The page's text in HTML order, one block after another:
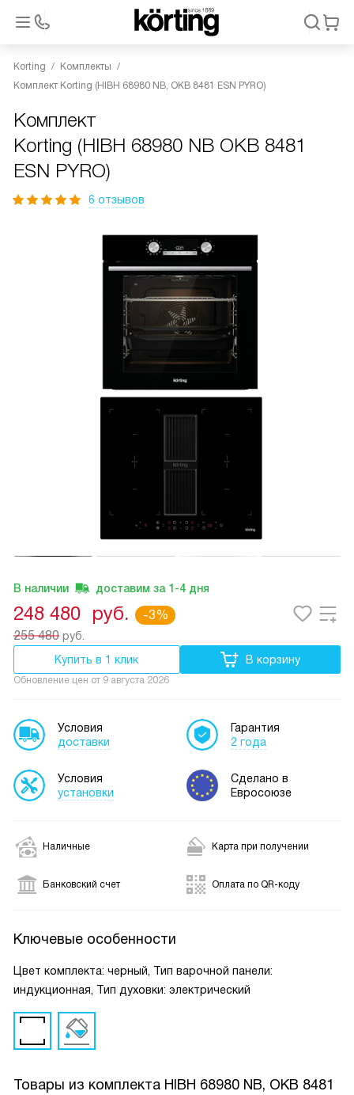
Korting
Комплекты
Комплект Korting (HIBH 68980 NB, OKB 8481 ESN PYRO)
Комплект
Korting (HIBH 68980 NB OKB 8481
ESN PYRO)
6 отзывов
В наличии доставим за 1-4 дня
248 480 руб.
-3%
255 480 руб.
Купить в 1 клик
В корзину
Обновление цен от 9 августа 2026
Условия
доставки
Условия
установки
Гарантия
2 года
Сделано в
Евросоюзе
Наличные Карта при получении
Банковский счет Оплата по QR-коду
Ключевые особенности
Цвет комплекта: черный, Тип варочной панели:
индукционная, Тип духовки: электрический
Товары из комплекта HIBH 68980 NB, OKB 8481